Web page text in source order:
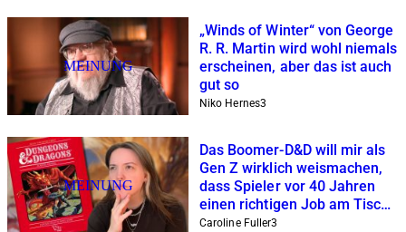
MEINUNG
„Winds of Winter“ von George
R. R. Martin wird wohl niemals
erscheinen, aber das ist auch
gut so
Niko Hernes3
MEINUNG
Das Boomer-D&D will mir als
Gen Z wirklich weismachen,
dass Spieler vor 40 Jahren
einen richtigen Job am Tisch
hatten
Caroline Fuller3